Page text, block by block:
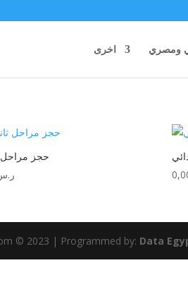
اخرى ومصري
حجز مراحل
© 2023 | Programmed by: Data